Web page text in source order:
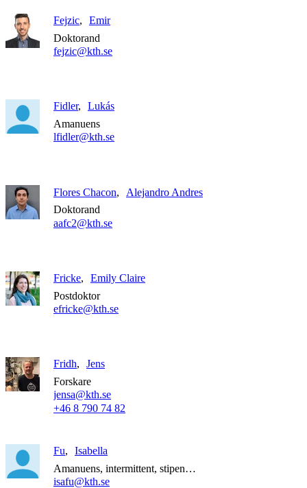
Fejzic
Emir
Doktorand
fejzic@kth.se
Fidler
Lukás
Amanuens
lfidler@kth.se
Flores Chacon
Alejandro Andres
Doktorand
aafc2@kth.se
Fricke
Emily Claire
Postdoktor
efricke@kth.se
Fridh
Jens
Forskare
jensa@kth.se
+46 8 790 74 82
Fu
Isabella
Amanuens, intermittent, stipendiat
isafu@kth.se